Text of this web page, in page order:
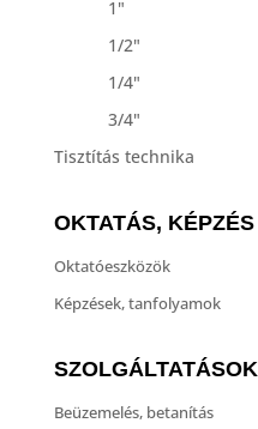
1"
1/2"
1/4"
3/4"
Tisztítás technika
OKTATÁS, KÉPZÉS
Oktatóeszközök
Képzések, tanfolyamok
SZOLGÁLTATÁSOK
Beüzemelés, betanítás